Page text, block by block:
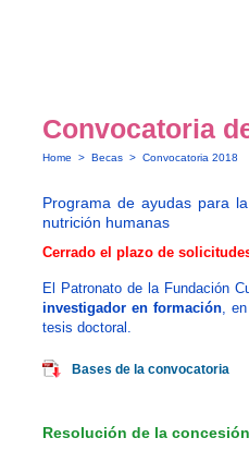
Convocatoria
Home > Becas > Convocatoria 2018
Programa de ayudas para
nutrición humanas
Cerrado el plazo de
El Patronato de la Fundación
investigador en formación, en
tesis doctoral.
Bases de la convocatoria
Resolución de la concesión